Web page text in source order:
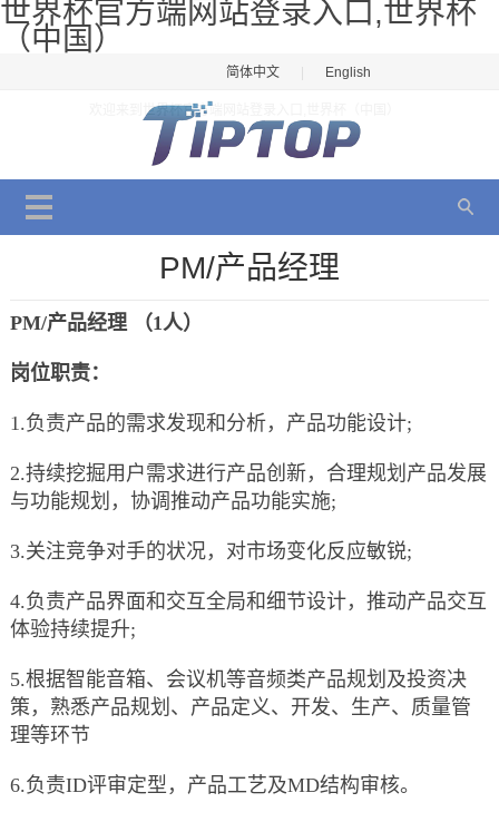
世界杯官方端网站登录入口,世界杯
（中国）
简体中文 English
欢迎来到世界杯官方端网站登录入口,世界杯（中国）
PM/产品经理
PM/产品经理 （1人）
岗位职责：
1.负责产品的需求发现和分析，产品功能设计;
2.持续挖掘用户需求进行产品创新，合理规划产品发展
与功能规划，协调推动产品功能实施;
3.关注竞争对手的状况，对市场变化反应敏锐;
4.负责产品界面和交互全局和细节设计，推动产品交互
体验持续提升;
5.根据智能音箱、会议机等音频类产品规划及投资决
策，熟悉产品规划、产品定义、开发、生产、质量管
理等环节
6.负责ID评审定型，产品工艺及MD结构审核。